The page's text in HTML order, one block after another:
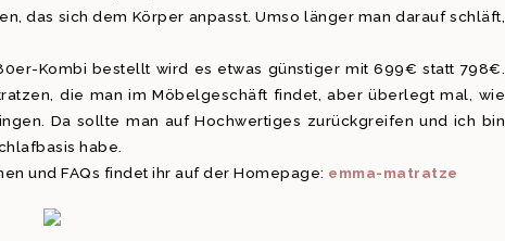
das sich dem Körper anpasst. Umso länger man darauf schläft,
Kombi bestellt wird es etwas günstiger mit 699€ statt 798€.
die man im Möbelgeschäft findet, aber überlegt mal, wie
Da sollte man auf Hochwertiges zurückgreifen und ich bin
habe.
und FAQs findet ihr auf der Homepage: emma-matratze